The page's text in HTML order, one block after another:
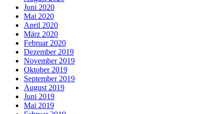
Juni 2020
Mai 2020
April 2020
März 2020
Februar 2020
Dezember 2019
November 2019
Oktober 2019
September 2019
August 2019
Juni 2019
Mai 2019